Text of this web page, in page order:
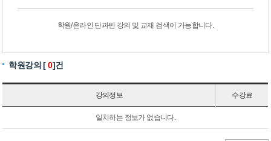
학원/온라인 단과반 강의 및 교재 검색이 가능합니다.
학원강의 [0]건
강의정보 수강료
일치하는 정보가 없습니다.